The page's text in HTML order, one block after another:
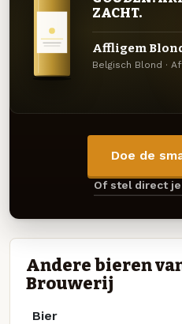
ZACHT.
Affligem
Belgisch Blond ·
Doe de
Of stel direct
Andere bieren
Brouwerij
Bier